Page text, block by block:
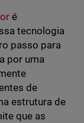
é
tecnologia
passo para
por uma
de
estrutura de
que as